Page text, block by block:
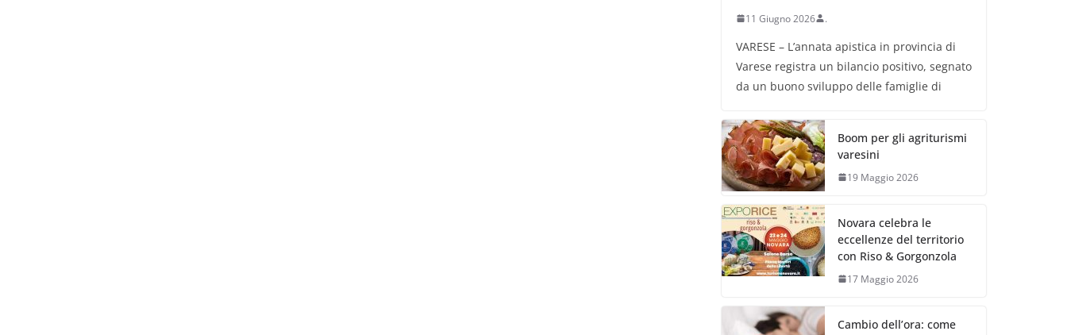
11 Giugno 2026 .
VARESE – L’annata apistica in provincia di
Varese registra un bilancio positivo, segnato
da un buono sviluppo delle famiglie di
Boom per gli agriturismi
varesini
19 Maggio 2026
Novara celebra le
eccellenze del territorio
con Riso & Gorgonzola
17 Maggio 2026
Cambio dell’ora: come